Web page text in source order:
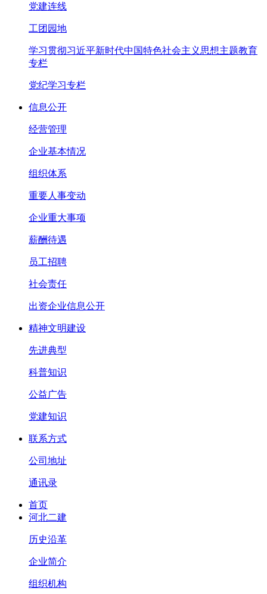
党建连线
工团园地
学习贯彻习近平新时代中国特色社会主义思想主题教育
专栏
党纪学习专栏
信息公开
经营管理
企业基本情况
组织体系
重要人事变动
企业重大事项
薪酬待遇
员工招聘
社会责任
出资企业信息公开
精神文明建设
先进典型
科普知识
公益广告
党建知识
联系方式
公司地址
通讯录
首页
河北二建
历史沿革
企业简介
组织机构